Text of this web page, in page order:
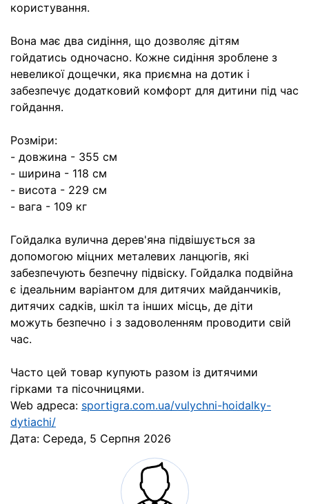
користування.
Вона має два сидіння, що дозволяє дітям
гойдатись одночасно. Кожне сидіння зроблене з
невеликої дощечки, яка приємна на дотик і
забезпечує додатковий комфорт для дитини під час
гойдання.
Розміри:
- довжина - 355 см
- ширина - 118 см
- висота - 229 см
- вага - 109 кг
Гойдалка вулична дерев'яна підвішується за
допомогою міцних металевих ланцюгів, які
забезпечують безпечну підвіску. Гойдалка подвійна
є ідеальним варіантом для дитячих майданчиків,
дитячих садків, шкіл та інших місць, де діти
можуть безпечно і з задоволенням проводити свій
час.
Часто цей товар купують разом із дитячими
гірками та пісочницями.
Web адреса: sportigra.com.ua/vulychni-hoidalky-
dytiachi/
Дата: Середа, 5 Серпня 2026